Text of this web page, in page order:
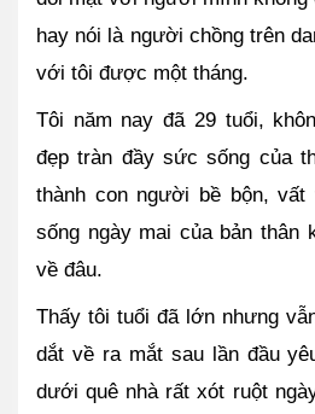
hay nói là người chồng trên
với tôi được một tháng.
Tôi năm nay đã 29 tuổi,
đẹp tràn đầy sức sống của
thành con người bề bộn,
sống ngày mai của bản thân
về đâu.
Thấy tôi tuổi đã lớn nhưng
dắt về ra mắt sau lần đầu
dưới quê nhà rất xót ruột